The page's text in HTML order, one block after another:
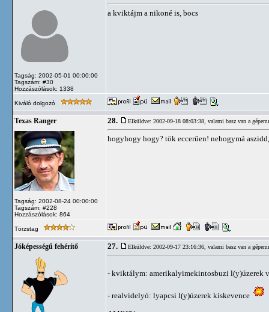
Tagság: 2002-05-01 00:00:00
Tagszám: #30
Hozzászólások: 1338
a kviktájm a nikoné is, bocs
Kiváló dolgozó
Texas Ranger
Tagság: 2002-08-24 00:00:00
Tagszám: #228
Hozzászólások: 864
28. Elküldve: 2002-09-18 08:03:38, valami basz van a
hogyhogy hogy? tök eccerűen! nehogymá
Törzstag
Jóképességű fehérítő 27. Elküldve: 2002-09-17 23:16:36, valami basz van a
- kviktálym: amerikalyimekintosbuzi l(y)úzerek
- realvidelyó: lyapcsi l(y)úzerek kiskevence